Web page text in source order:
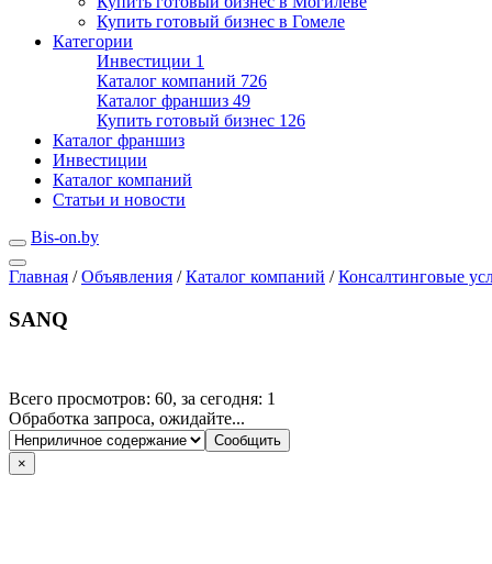
Купить готовый бизнес в Гомеле
Категории
Инвестиции 1
Каталог компаний 726
Каталог франшиз 49
Купить готовый бизнес 126
Каталог франшиз
Инвестиции
Каталог компаний
Статьи и новости
Bis-on.by
Главная / Объявления / Каталог компаний / Консалтинговые
SANQ
Всего просмотров: 60, за сегодня: 1
Обработка запроса, ожидайте...
×